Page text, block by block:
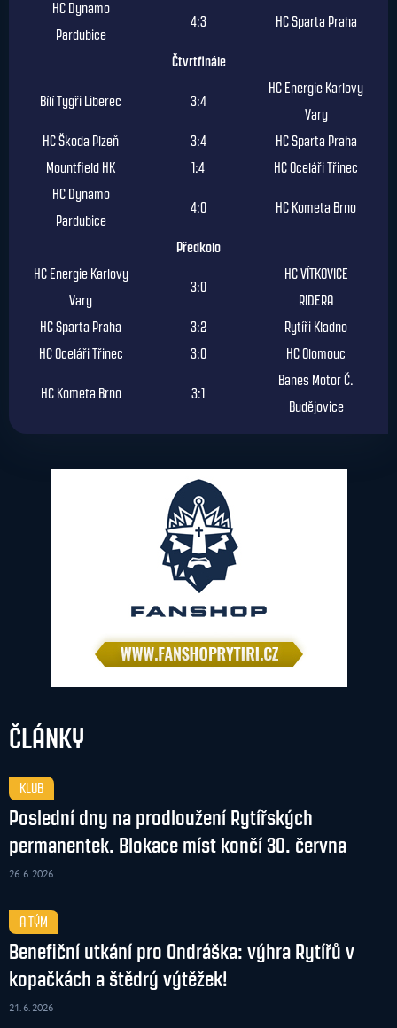
HC Dynamo
Pardubice
4:3 HC Sparta Praha
Čtvrtfinále
Bílí Tygři Liberec 3:4
HC Energie Karlovy
Vary
HC Škoda Plzeň
3:4
HC Sparta Praha
Mountfield HK
1:4
HC Oceláři Třinec
HC Dynamo
Pardubice
4:0 HC Kometa Brno
Předkolo
HC Energie Karlovy
Vary
3:0
HC VÍTKOVICE
RIDERA
HC Sparta Praha
3:2
Rytíři Kladno
HC Oceláři Třinec
3:0 HC Olomouc
HC Kometa Brno 3:1
Banes Motor Č.
Budějovice
ČLÁNKY
KLUB
Poslední dny na prodloužení Rytířských
permanentek. Blokace míst končí 30. června
26. 6. 2026
A TÝM
Benefiční utkání pro Ondráška: výhra Rytířů v
kopačkách a štědrý výtěžek!
21. 6. 2026